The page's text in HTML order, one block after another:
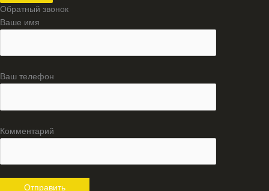
Обратный звонок
Ваше имя
Ваш телефон
Комментарий